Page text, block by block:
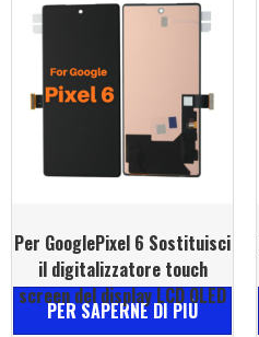
Per GooglePixel 6 Sostituisci
il digitalizzatore touch
screen del display LCD OLED
PER SAPERNE DI PIÙ